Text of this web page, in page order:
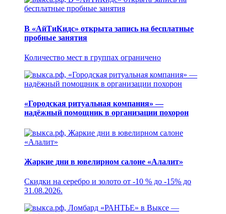
В «АйТиКидс» открыта запись на бесплатные
пробные занятия
Количество мест в группах ограничено
«Городская ритуальная компания» —
надёжный помощник в организации похорон
Жаркие дни в ювелирном салоне «Алалит»
Скидки на серебро и золото от -10 % до -15% до
31.08.2026.